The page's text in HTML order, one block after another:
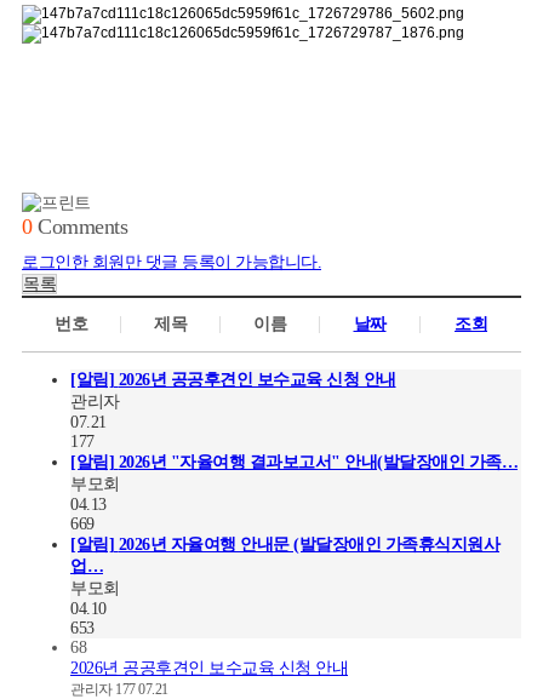
0Comments
로그인한 회원만 댓글 등록이 가능합니다.
목록
번호 제목 이름 날짜 조회
[알림] 2026년 공공후견인 보수교육 신청 안내
관리자
07.21
177
[알림] 2026년 "자율여행 결과보고서" 안내(발달장애인 가족…
부모회
04.13
669
[알림] 2026년 자율여행 안내문 (발달장애인 가족휴식지원사
업…
부모회
04.10
653
68
2026년 공공후견인 보수교육 신청 안내
관리자 17707.21